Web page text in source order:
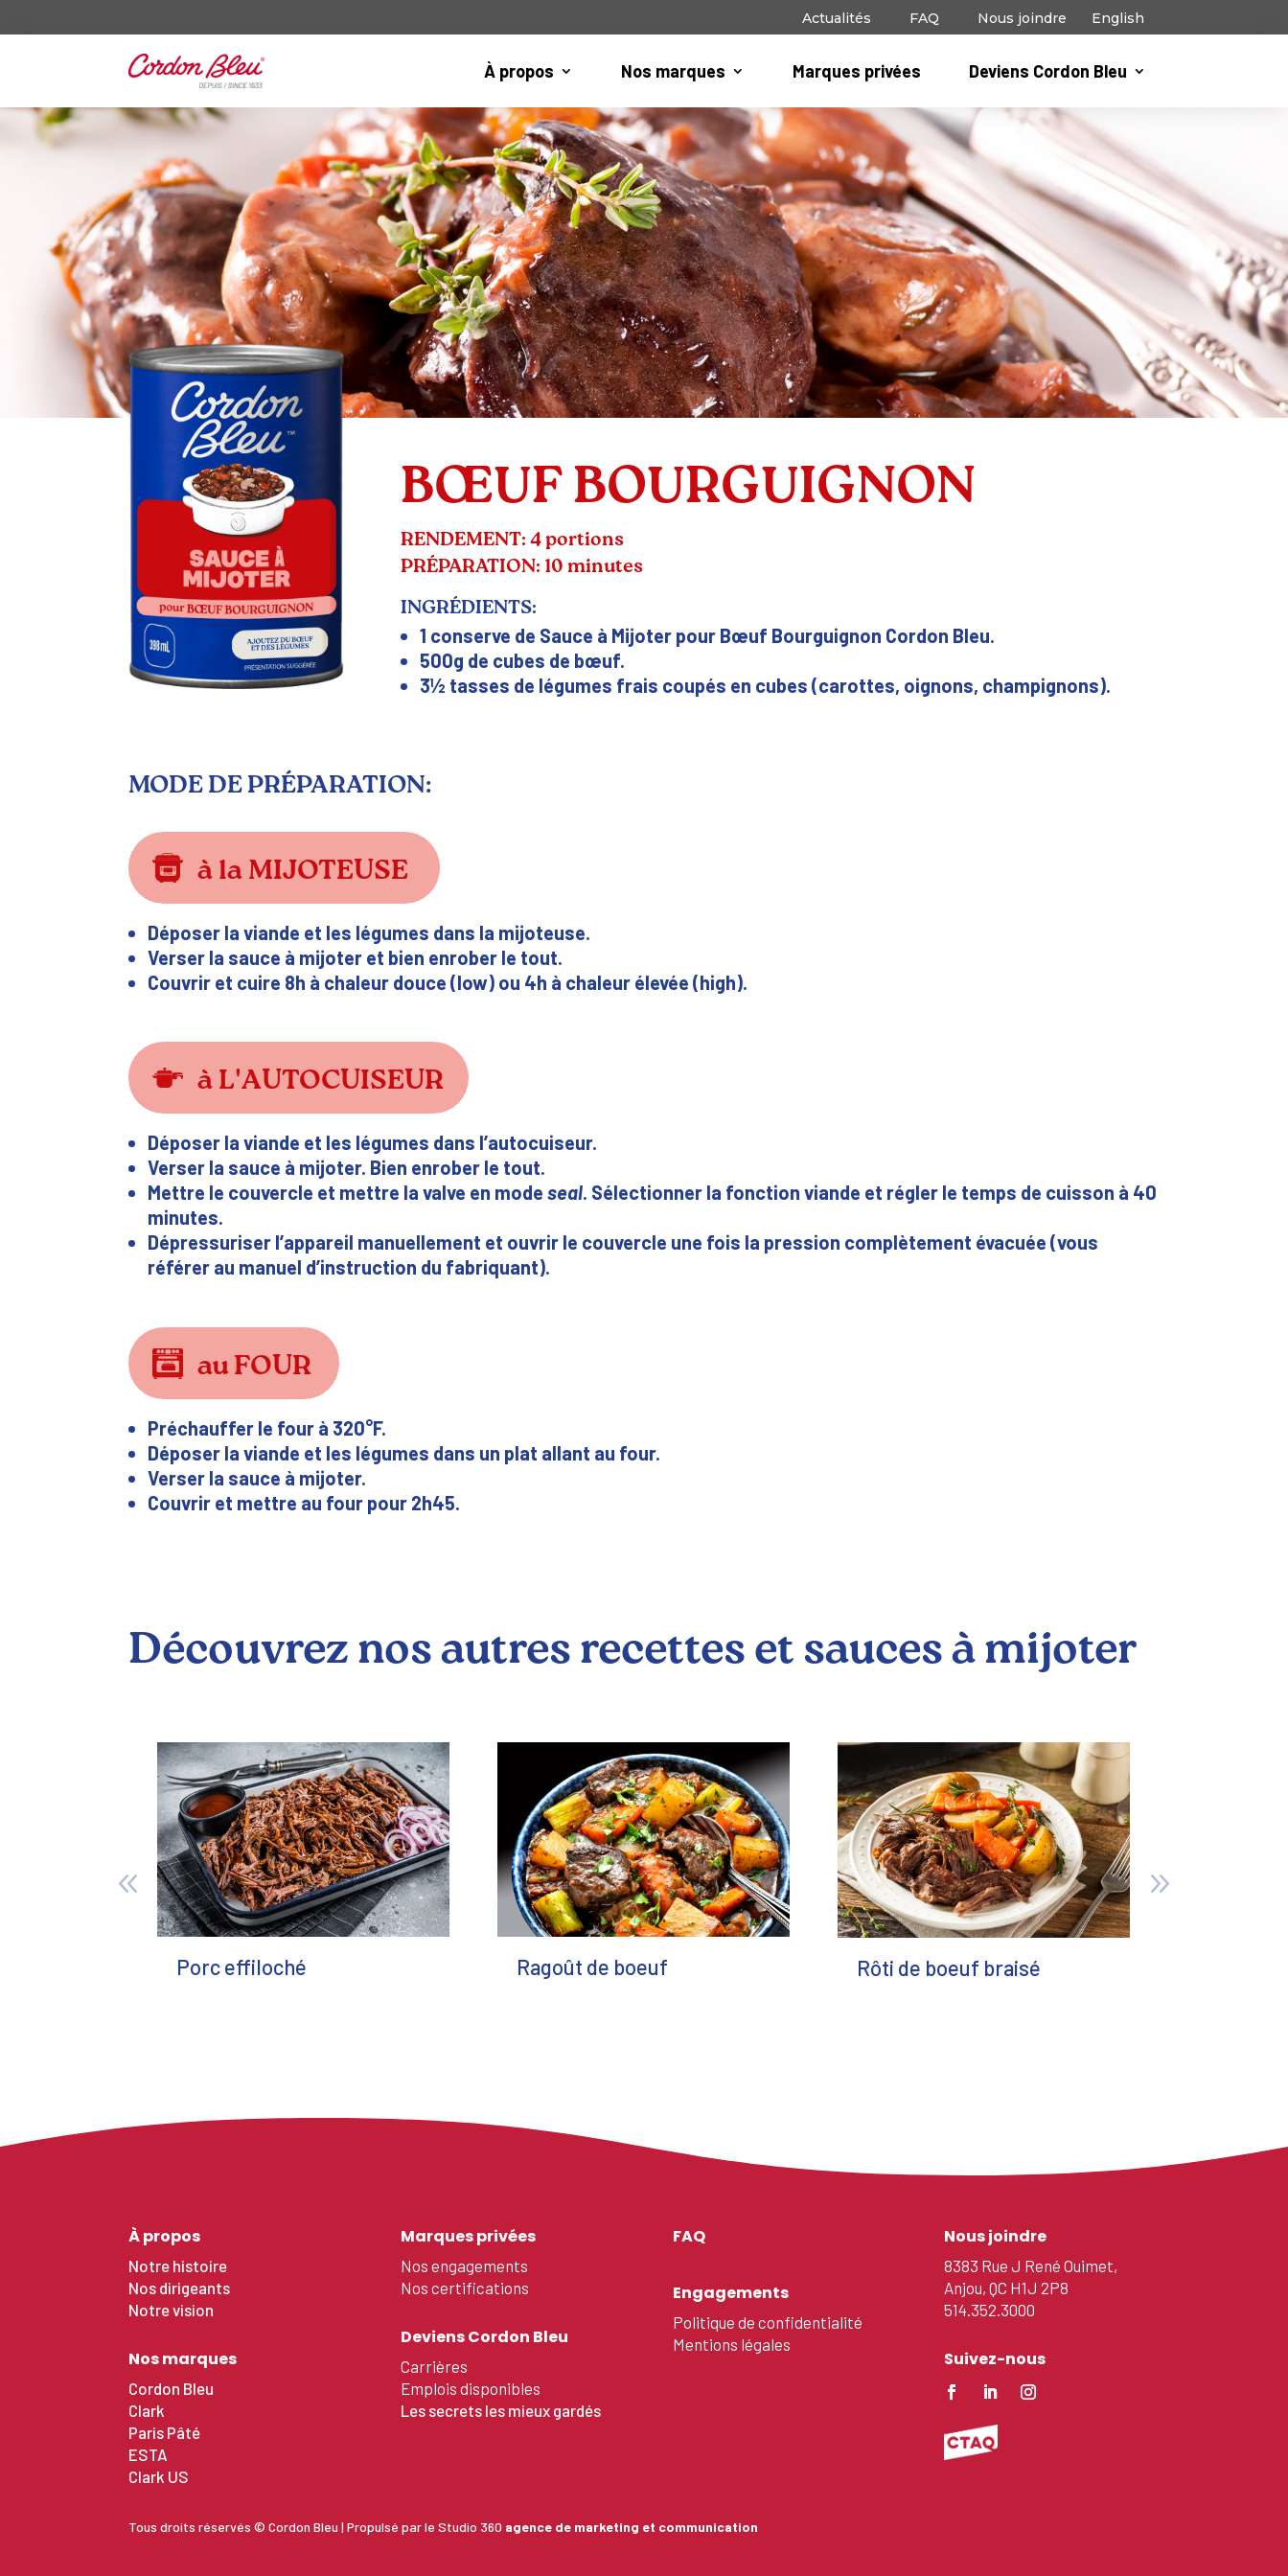
Actualités FAQ Nous joindre English
À propos Nos marques Marques privées Deviens Cordon Bleu
BŒUF BOURGUIGNON
RENDEMENT: 4 portions
PRÉPARATION: 10 minutes
INGRÉDIENTS:
1 conserve de Sauce à Mijoter pour Bœuf Bourguignon Cordon Bleu.
500g de cubes de bœuf.
3½ tasses de légumes frais coupés en cubes (carottes, oignons, champignons).
MODE DE PRÉPARATION:
à la MIJOTEUSE
Déposer la viande et les légumes dans la mijoteuse.
Verser la sauce à mijoter et bien enrober le tout.
Couvrir et cuire 8h à chaleur douce (low) ou 4h à chaleur élevée (high).
à L'AUTOCUISEUR
Déposer la viande et les légumes dans l’autocuiseur.
Verser la sauce à mijoter. Bien enrober le tout.
Mettre le couvercle et mettre la valve en modeseal. Sélectionner la fonction viande et régler le temps de cuisson à 40
minutes.
Dépressuriser l’appareil manuellement et ouvrir le couvercle une fois la pression complètement évacuée (vous
référer au manuel d’instruction du fabriquant).
au FOUR
Préchauffer le four à 320°F.
Déposer la viande et les légumes dans un plat allant au four.
Verser la sauce à mijoter.
Couvrir et mettre au four pour 2h45.
Découvrez nos autres recettes et sauces à mijoter
Porc effiloché Ragoût de boeuf Rôti de boeuf braisé
À propos
Notre histoire
Nos dirigeants
Notre vision
Nos marques
Cordon Bleu
Clark
Paris Pâté
ESTA
Clark US
Marques privées
Nos engagements
Nos certifications
Deviens Cordon Bleu
Carrières
Emplois disponibles
Les secrets les mieux gardés
FAQ
Engagements
Politique de confidentialité
Mentions légales
Nous joindre
8383 Rue J René Ouimet,
Anjou, QC H1J 2P8
514.352.3000
Suivez-nous
Tous droits réservés © Cordon Bleu | Propulsé par le Studio 360 agence de marketing et communication